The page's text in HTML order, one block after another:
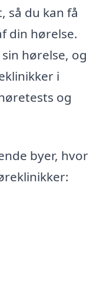
så du kan få
din hørelse.
hørelse, og
i
og
byer, hvor